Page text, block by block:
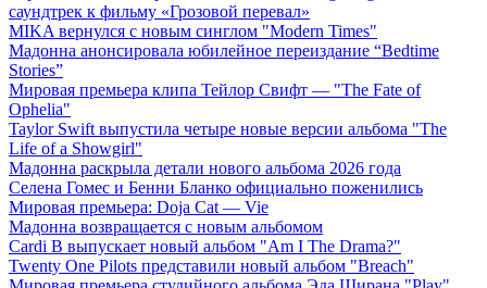
саундтрек к фильму «Грозовой перевал»
MIKA вернулся с новым синглом "Modern Times"
Мадонна анонсировала юбилейное переиздание “Bedtime
Stories”
Мировая премьера клипа Тейлор Свифт — "The Fate of
Ophelia"
Taylor Swift выпустила четыре новые версии альбома "The
Life of a Showgirl"
Мадонна раскрыла детали нового альбома 2026 года
Селена Гомес и Бенни Бланко официально поженились
Мировая премьера: Doja Cat — Vie
Мадонна возвращается с новым альбомом
Cardi B выпускает новый альбом "Am I The Drama?"
Twenty One Pilots представили новый альбом "Breach"